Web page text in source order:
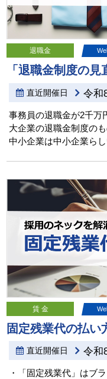
退職金
「退職金制度の
直近開催日 令和
事務員の退職金が2千万
大企業の退職金制度の
中小企業は中小企業ら
賃 金
固定残業代の払い
直近開催日 令和
・「固定残業代」はブ